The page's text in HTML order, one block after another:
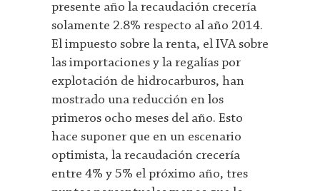
presente año la recaudación crecería
solamente 2.8% respecto al año 2014.
El impuesto sobre la renta, el IVA sobre
las importaciones y la regalías por
explotación de hidrocarburos, han
mostrado una reducción en los
primeros ocho meses del año. Esto
hace suponer que en un escenario
optimista, la recaudación crecería
entre 4% y 5% el próximo año, tres